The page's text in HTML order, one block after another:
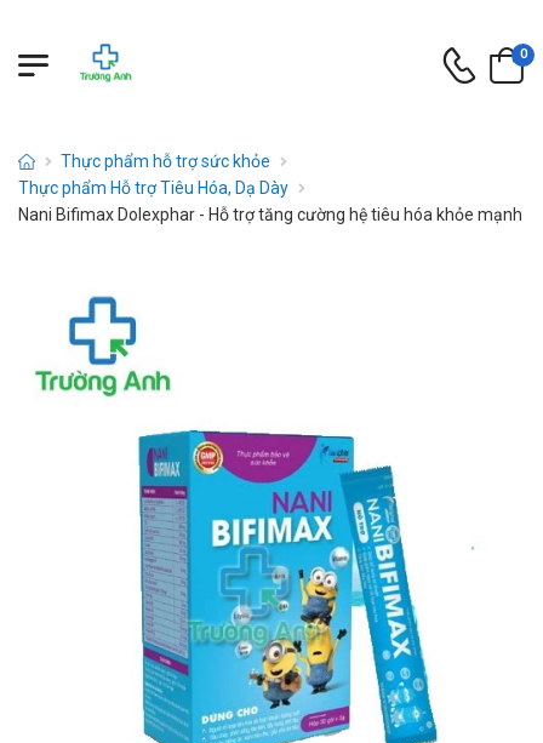
0
Thực phẩm hỗ trợ sức khỏe
Thực phẩm Hỗ trợ Tiêu Hóa, Dạ Dày
Nani Bifimax Dolexphar - Hỗ trợ tăng cường hệ tiêu hóa khỏe mạnh